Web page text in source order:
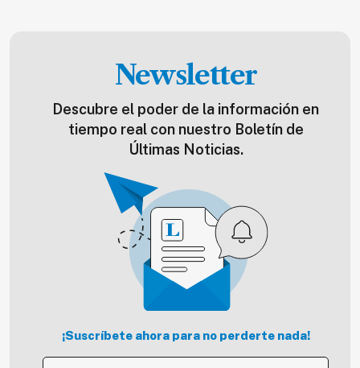
Newsletter
Descubre el poder de la información en
tiempo real con nuestro Boletín de
Últimas Noticias.
¡Suscríbete ahora para no perderte nada!